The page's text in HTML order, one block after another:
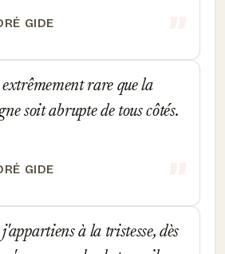
GIDE
rare que la
soit abrupte de tous côtés.
GIDE
à la tristesse, dès